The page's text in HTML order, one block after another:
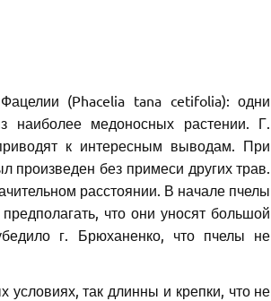
(Phacelia tana cetifolia): одни
наиболее медоносных растении. Г.
к интересным выводам. При
без примеси других трав.
расстоянии. В начале пчелы
что они уносят большой
г. Брюханенко, что пчелы не
так длинны и крепки, что не